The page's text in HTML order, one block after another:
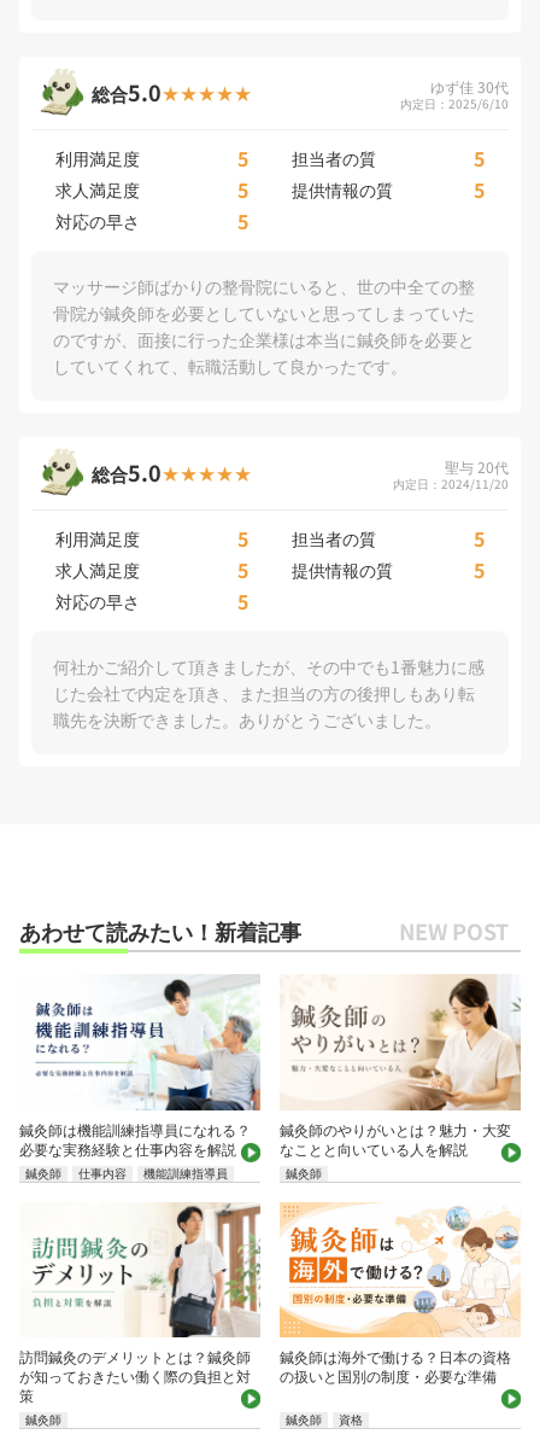
総合5.0 ゆず佳 30代
内定日：2025/6/10
利用満足度 5 担当者の質 5
求人満足度 5 提供情報の質 5
対応の早さ 5
マッサージ師ばかりの整骨院にいると、世の中全ての整
骨院が鍼灸師を必要としていないと思ってしまっていた
のですが、面接に行った企業様は本当に鍼灸師を必要と
していてくれて、転職活動して良かったです。
総合5.0 聖与 20代
内定日：2024/11/20
利用満足度 5 担当者の質 5
求人満足度 5 提供情報の質 5
対応の早さ 5
何社かご紹介して頂きましたが、その中でも1番魅力に感
じた会社で内定を頂き、また担当の方の後押しもあり転
職先を決断できました。ありがとうございました。
あわせて読みたい！新着記事
鍼灸師は機能訓練指導員になれる？
必要な実務経験と仕事内容を解説
鍼灸師 仕事内容 機能訓練指導員
鍼灸師のやりがいとは？魅力・大変
なことと向いている人を解説
鍼灸師
訪問鍼灸のデメリットとは？鍼灸師
が知っておきたい働く際の負担と対
策
鍼灸師
鍼灸師は海外で働ける？日本の資格
の扱いと国別の制度・必要な準備
鍼灸師 資格